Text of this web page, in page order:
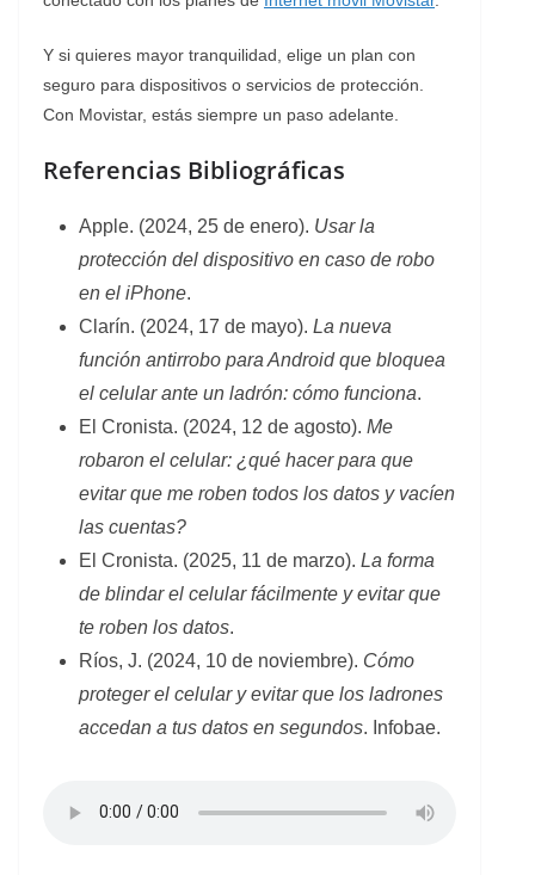
Y si quieres mayor tranquilidad, elige un plan con
seguro para dispositivos o servicios de protección.
Con Movistar, estás siempre un paso adelante.
Referencias Bibliográficas
Apple. (2024, 25 de enero). Usar la
protección del dispositivo en caso de robo
en el iPhone.
Clarín. (2024, 17 de mayo). La nueva
función antirrobo para Android que bloquea
el celular ante un ladrón: cómo funciona.
El Cronista. (2024, 12 de agosto). Me
robaron el celular: ¿qué hacer para que
evitar que me roben todos los datos y vacíen
las cuentas?
El Cronista. (2025, 11 de marzo). La forma
de blindar el celular fácilmente y evitar que
te roben los datos.
Ríos, J. (2024, 10 de noviembre). Cómo
proteger el celular y evitar que los ladrones
accedan a tus datos en segundos. Infobae.